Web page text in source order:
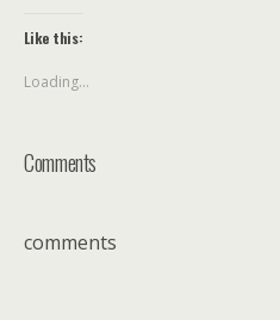
Like this:
Loading...
Comments
comments